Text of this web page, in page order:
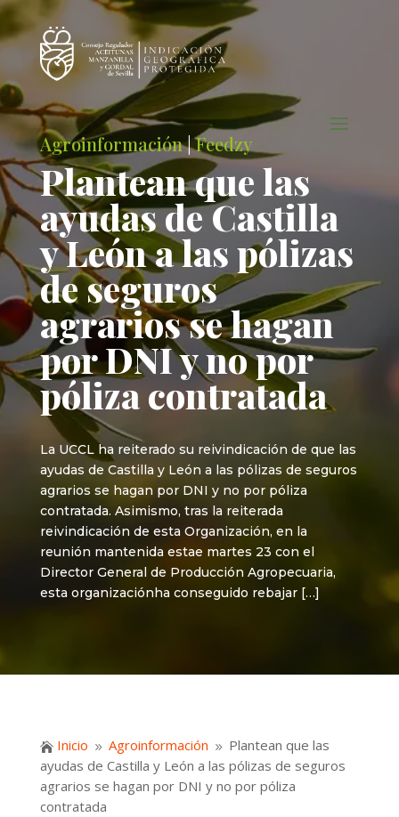
Agroinformación|Feedzy
Plantean que las
ayudas de Castilla
y León a las pólizas
de seguros
agrarios se hagan
por DNI y no por
póliza contratada
La UCCL ha reiterado su reivindicación de que las
ayudas de Castilla y León a las pólizas de seguros
agrarios se hagan por DNI y no por póliza
contratada. Asimismo, tras la reiterada
reivindicación de esta Organización, en la
reunión mantenida estae martes 23 con el
Director General de Producción Agropecuaria,
esta organizaciónha conseguido rebajar […]
 Inicio 9 Agroinformación 9 Plantean que las
ayudas de Castilla y León a las pólizas de seguros
agrarios se hagan por DNI y no por póliza
contratada